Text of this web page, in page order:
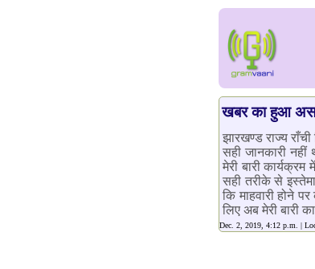
खबर का हुआ
झारखण्ड राज्य
सही जानकारी
मेरी बारी
सही तरीके से
कि माहवारी होने
लिए अब मेरी बारी
Dec. 2, 2019, 4:12 p.m. |